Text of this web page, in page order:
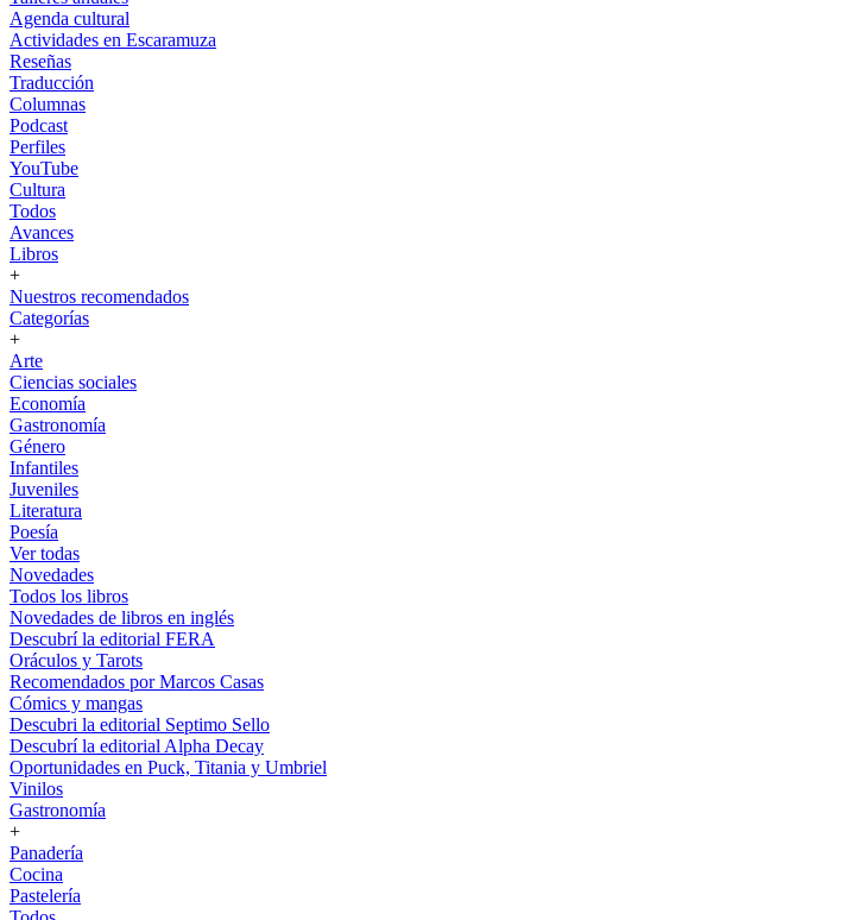
Agenda cultural
Actividades en Escaramuza
Reseñas
Traducción
Columnas
Podcast
Perfiles
YouTube
Cultura
Todos
Avances
Libros
+
Nuestros recomendados
Categorías
+
Arte
Ciencias sociales
Economía
Gastronomía
Género
Infantiles
Juveniles
Literatura
Poesía
Ver todas
Novedades
Todos los libros
Novedades de libros en inglés
Descubrí la editorial FERA
Oráculos y Tarots
Recomendados por Marcos Casas
Cómics y mangas
Descubri la editorial Septimo Sello
Descubrí la editorial Alpha Decay
Oportunidades en Puck, Titania y Umbriel
Vinilos
Gastronomía
+
Panadería
Cocina
Pastelería